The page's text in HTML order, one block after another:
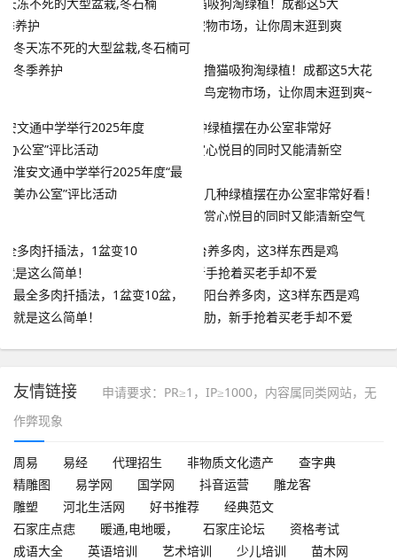
冬天冻不死的大型盆栽,冬石楠可
冬季养护
撸猫吸狗淘绿植！成都这5大花
鸟宠物市场，让你周末逛到爽~
淮安文通中学举行2025年度“最
美办公室”评比活动
几种绿植摆在办公室非常好看！
赏心悦目的同时又能清新空气
最全多肉扦插法，1盆变10盆，
就是这么简单！
阳台养多肉，这3样东西是鸡
肋，新手抢着买老手却不爱
友情链接
申请要求：PR≥1，IP≥1000，内容属同类网站，无
作弊现象
周易 易经 代理招生 非物质文化遗产
查字典
精雕图
易学网 国学网 抖音运营
雕龙客
雕塑
河北生活网 好书推荐
经典范文
石家庄点痣
暖通,电地暖， 石家庄论坛
资格考试
成语大全
英语培训 艺术培训 少儿培训
苗木网